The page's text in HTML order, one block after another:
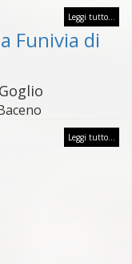
Leggi tutto...
Funivia di
Leggi tutto...